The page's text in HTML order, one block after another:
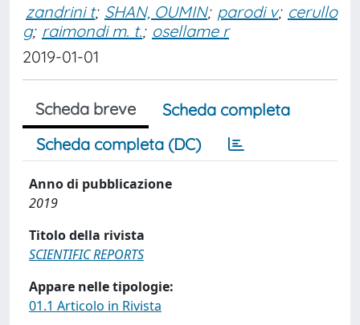
zandrini t; SHAN, OUMIN; parodi v; cerullo
g; raimondi m. t.; osellame r
2019-01-01
Scheda breve
Scheda completa
Scheda completa (DC)
Anno di pubblicazione
2019
Titolo della rivista
SCIENTIFIC REPORTS
Appare nelle tipologie:
01.1 Articolo in Rivista